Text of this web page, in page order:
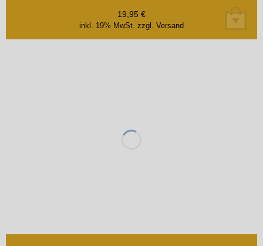
inkl. 19% MwSt. zzgl. Versand
19,95 €